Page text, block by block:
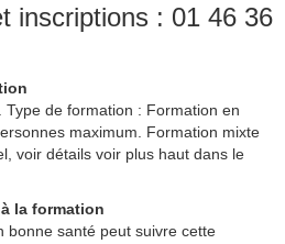
inscriptions : 01 46 36
de formation : Formation en
maximum. Formation mixte
voir détails voir plus haut dans le
la formation
bonne santé peut suivre cette